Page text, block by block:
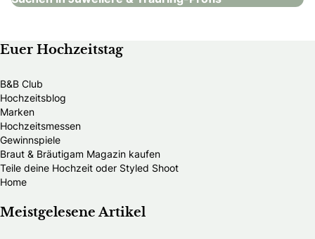
Euer Hochzeitstag
B&B Club
Hochzeitsblog
Marken
Hochzeitsmessen
Gewinnspiele
Braut & Bräutigam Magazin kaufen
Teile deine Hochzeit oder Styled Shoot
Home
Meistgelesene Artikel